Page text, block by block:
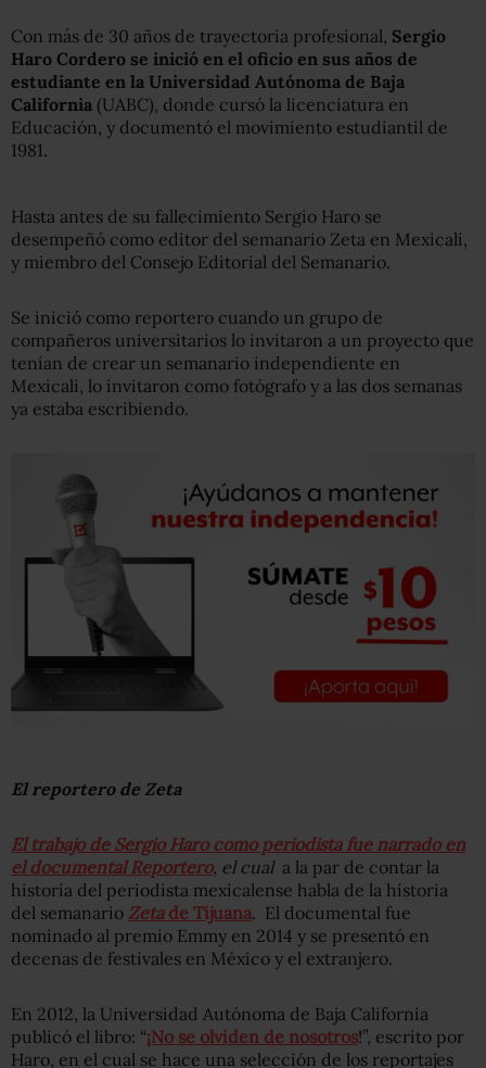
Con más de 30 años de trayectoria profesional, Sergio
Haro Cordero se inició en el oficio en sus años de
estudiante en la Universidad Autónoma de Baja
California (UABC), donde cursó la licenciatura en
Educación, y documentó el movimiento estudiantil de
1981.
Hasta antes de su fallecimiento Sergio Haro se
desempeñó como editor del semanario Zeta en Mexicali,
y miembro del Consejo Editorial del Semanario.
Se inició como reportero cuando un grupo de
compañeros universitarios lo invitaron a un proyecto que
tenían de crear un semanario independiente en
Mexicali, lo invitaron como fotógrafo y a las dos semanas
ya estaba escribiendo.
El reportero de Zeta
El trabajo de Sergio Haro como periodista fue narrado en
el documental Reportero, el cual a la par de contar la
historia del periodista mexicalense habla de la historia
del semanario Zetade Tijuana. El documental fue
nominado al premio Emmy en 2014 y se presentó en
decenas de festivales en México y el extranjero.
En 2012, la Universidad Autónoma de Baja California
publicó el libro: “¡No se olviden de nosotros!”, escrito por
Haro, en el cual se hace una selección de los reportajes